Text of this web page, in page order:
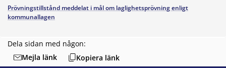
Dela sidan med någon:
Mejla länk
Kopiera länk
Prövningstillstånd meddelat i mål om laglighetsprövning enligt
kommunallagen